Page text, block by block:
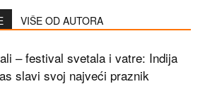
VIŠE OD AUTORA
– festival svetala i vatre: Indija
slavi svoj najveći praznik